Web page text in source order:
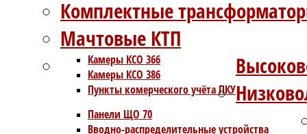
Комплектные
Мачтовые КТП
Камеры КСО 366
Камеры КСО 386
Пункты комерческого учёта ПКУ
Панели ЩО 70
Вводно-распределительные устройства